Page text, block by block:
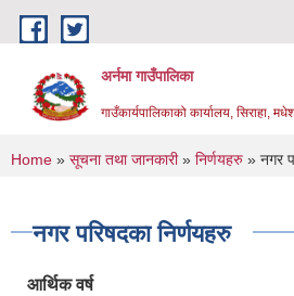
Skip to main content
अर्नमा गाउँपालिका
गाउँकार्यपालिकाको कार्यालय, सिराहा,
You are here
Home » सूचना तथा जानकारी» निर्णयहरु » नगर
नगर परिषदका निर्णयहरु
आर्थिक वर्ष